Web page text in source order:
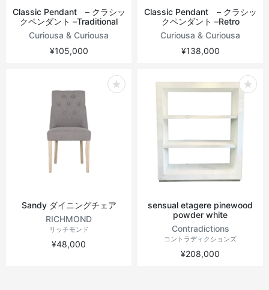
Classic Pendant – クラシッ
クペンダント –Traditional
Curiousa & Curiousa
¥105,000
Classic Pendant – クラシッ
クペンダント –Retro
Curiousa & Curiousa
¥138,000
Sandy ダイニングチェア
RICHMOND
リッチモンド
¥48,000
sensual etagere pinewood
powder white
Contradictions
コントラディクションズ
¥208,000